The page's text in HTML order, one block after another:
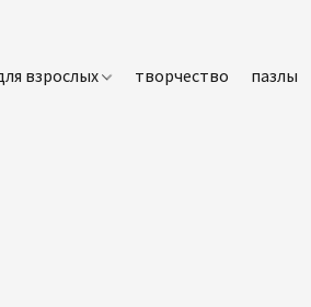
взрослых творчество пазлы